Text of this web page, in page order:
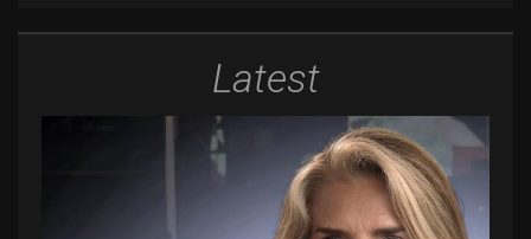
Latest